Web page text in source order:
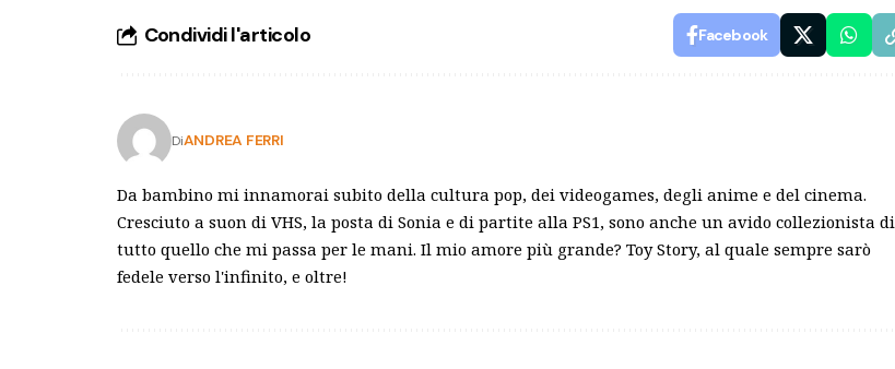
Condividi l'articolo Facebook
DiANDREA FERRI
Da bambino mi innamorai subito della cultura pop, dei videogames, degli anime e del cinema.
Cresciuto a suon di VHS, la posta di Sonia e di partite alla PS1, sono anche un avido collezionista di
tutto quello che mi passa per le mani. Il mio amore più grande? Toy Story, al quale sempre sarò
fedele verso l'infinito, e oltre!